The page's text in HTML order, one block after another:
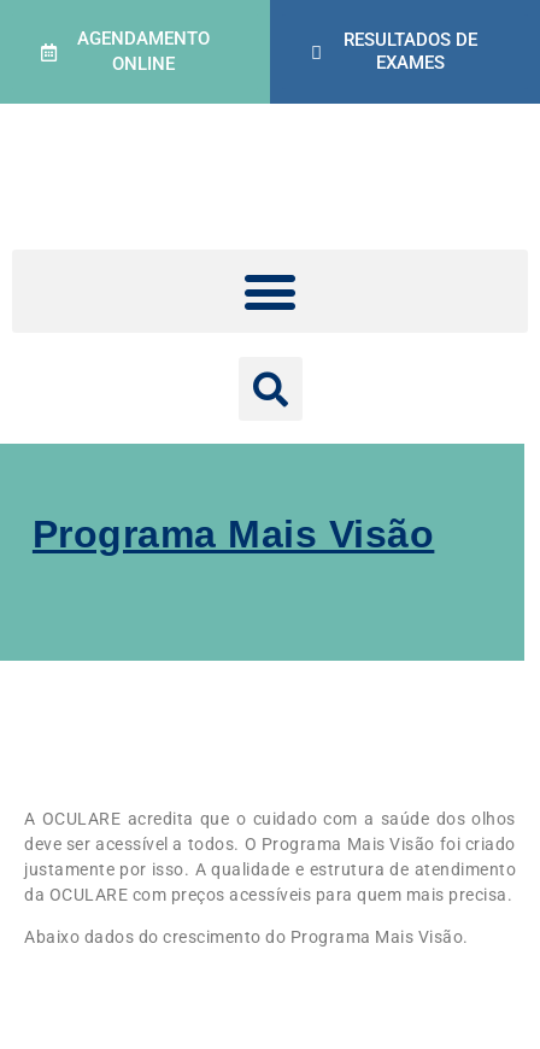
AGENDAMENTO
ONLINE
RESULTADOS DE
EXAMES
Programa Mais Visão
A OCULARE acredita que o cuidado com a saúde dos olhos
deve ser acessível a todos. O Programa Mais Visão foi criado
justamente por isso. A qualidade e estrutura de atendimento
da OCULARE com preços acessíveis para quem mais precisa.
Abaixo dados do crescimento do Programa Mais Visão.